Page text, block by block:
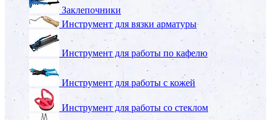
Заклепочники
Инструмент для вязки арматуры
Инструмент для работы по кафелю
Инструмент для работы с кожей
Инструмент для работы со стеклом